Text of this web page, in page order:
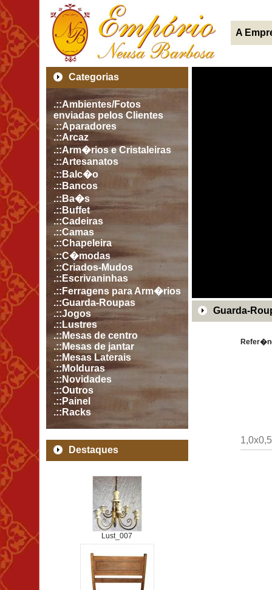
A
Categorias
.::Ambientes/Fotos
enviadas pelos Clientes
.::Aparadores
.::Arcaz
.::Arm�rios e Cristaleiras
.::Artesanatos
.::Balc�o
.::Bancos
.::Ba�s
.::Buffet
.::Cadeiras
.::Camas
.::Chapeleira
.::C�modas
.::Criados-Mudos
.::Escrivaninhas
.::Ferragens para Arm�rios
.::Guarda-Roupas
.::Jogos
.::Lustres
.::Mesas de centro
.::Mesas de jantar
.::Mesas Laterais
.::Molduras
.::Novidades
.::Outros
.::Painel
.::Racks
Destaques
Lust_007
Guarda-